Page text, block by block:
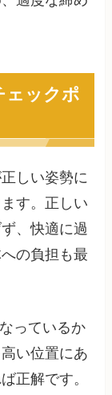
ェックポ
しい姿勢に
す。正しい
、快適に過
の負担も最
っているか
い位置にあ
正解です。